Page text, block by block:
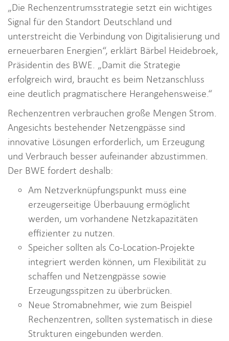
„Die Rechenzentrumsstrategie setzt ein wichtiges
Signal für den Standort Deutschland und
unterstreicht die Verbindung von Digitalisierung und
erneuerbaren Energien“, erklärt Bärbel Heidebroek,
Präsidentin des BWE. „Damit die Strategie
erfolgreich wird, braucht es beim Netzanschluss
eine deutlich pragmatischere Herangehensweise.“
Rechenzentren verbrauchen große Mengen Strom.
Angesichts bestehender Netzengpässe sind
innovative Lösungen erforderlich, um Erzeugung
und Verbrauch besser aufeinander abzustimmen.
Der BWE fordert deshalb:
Am Netzverknüpfungspunkt muss eine
erzeugerseitige Überbauung ermöglicht
werden, um vorhandene Netzkapazitäten
effizienter zu nutzen.
Speicher sollten als Co-Location-Projekte
integriert werden können, um Flexibilität zu
schaffen und Netzengpässe sowie
Erzeugungsspitzen zu überbrücken.
Neue Stromabnehmer, wie zum Beispiel
Rechenzentren, sollten systematisch in diese
Strukturen eingebunden werden.